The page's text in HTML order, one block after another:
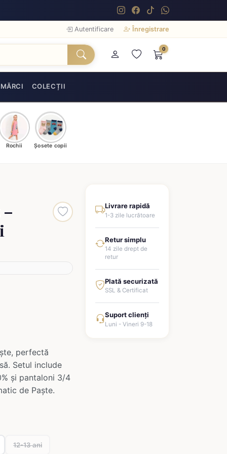
Autentificare Înregistrare
0
MĂRCI COLECȚII
Rochii Șosete copii
perfectă
Setul include
și pantaloni 3/4
de Paște.
12-13 ani
Livrare rapidă
1-3 zile lucrătoare
Retur simplu
14 zile drept de
retur
Plată securizată
SSL & Certificat
Suport clienți
Luni - Vineri 9-18